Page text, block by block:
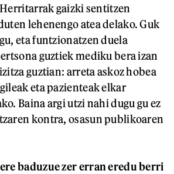
gaizki sentitzen
lehenengo atea delako. Guk
eta funtzionatzen duela
guztiek mediku bera izan
guztian: arreta askoz hobea
eta pazienteak elkar
Baina argi utzi nahi dugu gu ez
kontra, osasun publikoaren
baduzue zer erran eredu berri